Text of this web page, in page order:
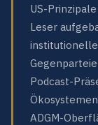
US-
Leser
Podcast-
ADGM-